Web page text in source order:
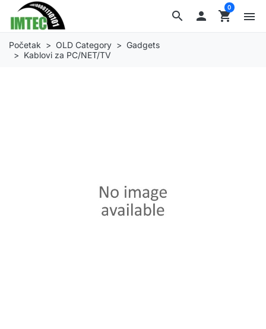
search  shopping_cart
0
menu
Početak OLD Category
Gadgets
Kablovi za PC/NET/TV